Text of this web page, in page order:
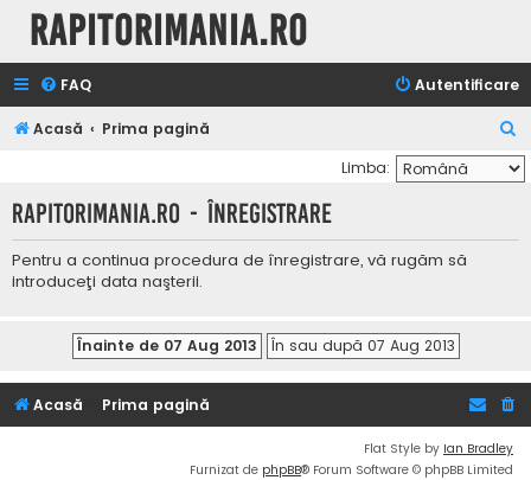
Rapitorimania.ro
FAQ Autentificare
Acasă Prima pagină
ă
u
Limba:
Rapitorimania.ro - Înregistrare
Pentru a continua procedura de înregistrare, vă rugăm să
introduceţi data naşterii.
Acasă Prima pagină
Flat Style by Ian Bradley
Furnizat de phpBB® Forum Software © phpBB Limited